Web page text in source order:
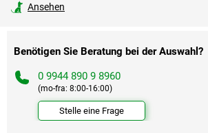
Ansehen
Benötigen Sie Beratung bei der Auswahl?
0 9944 890 9 8960
(mo-fra: 8:00-16:00)
Stelle eine Frage